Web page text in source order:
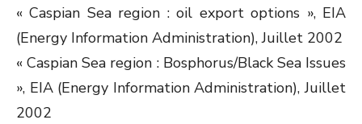
« Caspian Sea region : oil export options », EIA
(Energy Information Administration), Juillet 2002
« Caspian Sea region : Bosphorus/Black Sea Issues
», EIA (Energy Information Administration), Juillet
2002